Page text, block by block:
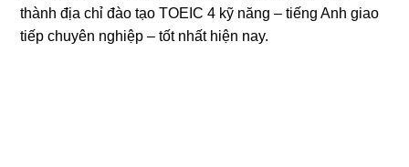
thành địa chỉ đào tạo TOEIC 4 kỹ năng – tiếng Anh giao
tiếp chuyên nghiệp – tốt nhất hiện nay.